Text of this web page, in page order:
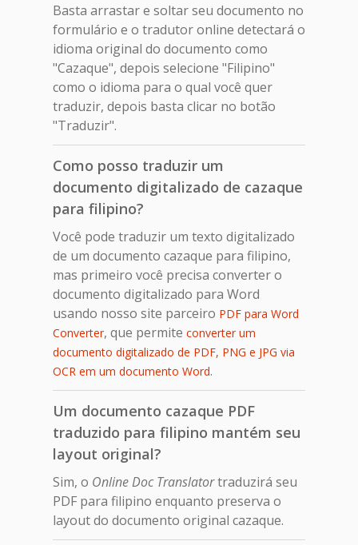
Basta arrastar e soltar seu documento no
formulário e o tradutor online detectará o
idioma original do documento como
"Cazaque", depois selecione "Filipino"
como o idioma para o qual você quer
traduzir, depois basta clicar no botão
"Traduzir".
Como posso traduzir um
documento digitalizado de cazaque
para filipino?
Você pode traduzir um texto digitalizado
de um documento cazaque para filipino,
mas primeiro você precisa converter o
documento digitalizado para Word
usando nosso site parceiro PDF para Word
Converter, que permite converter um
documento digitalizado de PDF, PNG e JPG via
OCR em um documento Word.
Um documento cazaque PDF
traduzido para filipino mantém seu
layout original?
Sim, o Online Doc Translatortraduzirá seu
PDF para filipino enquanto preserva o
layout do documento original cazaque.